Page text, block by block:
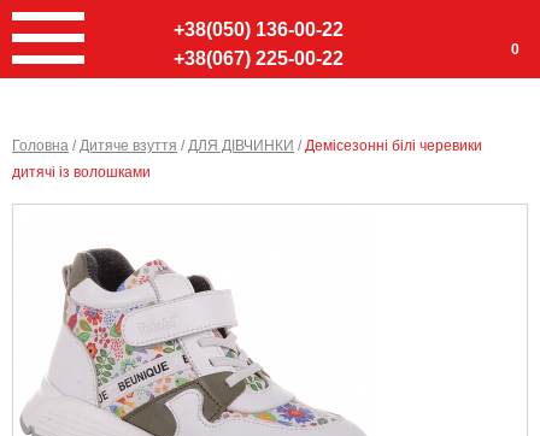
+38(050) 136-00-22
+38(067) 225-00-22
0
Головна /Дитяче взуття /ДЛЯ ДІВЧИНКИ /Демісезонні білі черевики
дитячі із волошками